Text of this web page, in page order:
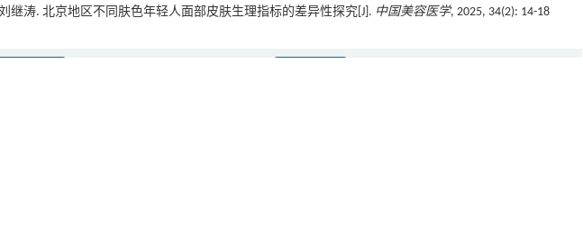
继涛. 北京地区不同肤色年轻人面部皮肤生理指标的差异性探究[J]. 中国美容医学, 2025, 34(2): 14-18